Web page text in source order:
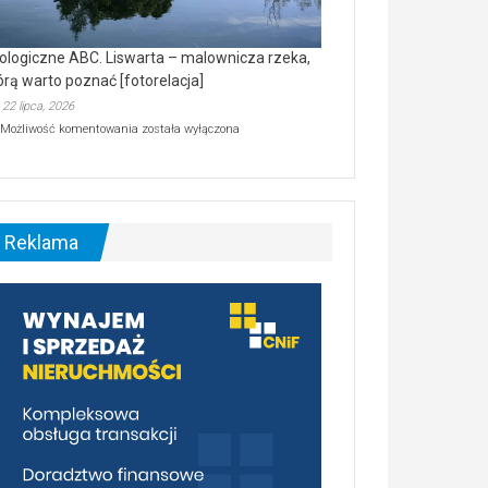
ABC. Liswarta – malownicza rzeka,
warto poznać [fotorelacja]
22 lipca, 2026
Możliwość komentowania Ekologiczne
–
malownicza
[fotorelacja]
została wyłączona
Reklama